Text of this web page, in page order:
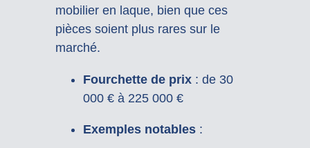
mobilier en laque, bien que ces
pièces soient plus rares sur le
marché.
Fourchette de prix: de 30
000 € à 225 000 €
Exemples notables: